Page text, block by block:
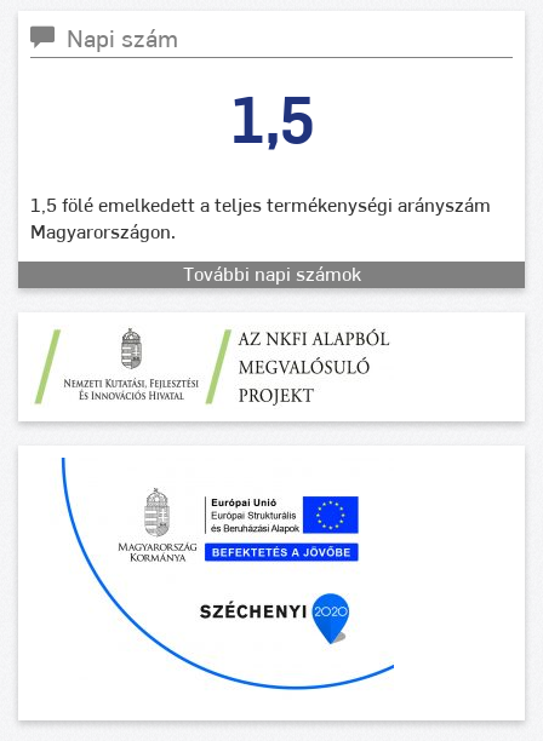
Napi szám
1,5
1,5 fölé emelkedett a teljes termékenységi arányszám
Magyarországon.
További napi számok